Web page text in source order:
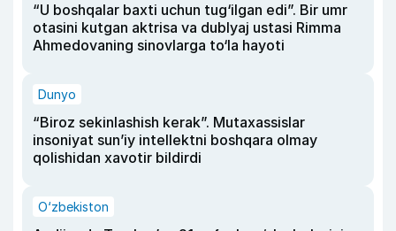
“U boshqalar baxti uchun tug‘ilgan edi”. Bir umr
otasini kutgan aktrisa va dublyaj ustasi Rimma
Ahmedovaning sinovlarga to‘la hayoti
Dunyo
“Biroz sekinlashish kerak”. Mutaxassislar
insoniyat sun’iy intellektni boshqara olmay
qolishidan xavotir bildirdi
O‘zbekiston